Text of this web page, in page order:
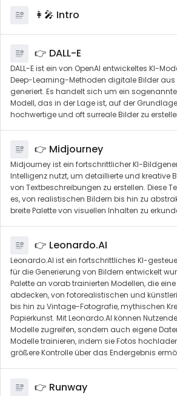
👩‍🎤 Intro
👉 DALL-E
DALL-E ist ein von OpenAI entwickeltes KI-
Deep-Learning-Methoden digitale Bilder
generiert. Es handelt sich um ein
Modell, das in der Lage ist, auf der
hochwertige und oft surreale Bilder zu
👉 Midjourney
Midjourney ist ein fortschrittlicher KI-
Intelligenz nutzt, um detaillierte und kreative
von Textbeschreibungen zu erstellen. Diese
es, von realistischen Bildern bis hin zu
breite Palette von visuellen Inhalten zu
👉 Leonardo.AI
Leonardo.AI ist ein fortschrittliches KI-
für die Generierung von Bildern entwickelt
Palette an vorab trainierten Modellen, die
abdecken, von fotorealistischen und
bis hin zu Vintage-Fotografie, mythischen
Papierkunst​. Mit Leonardo.AI können
Modelle zugreifen, sondern auch eigene
Modelle trainieren, indem sie Fotos
größere Kontrolle über das Endergebnis
👉 Runway